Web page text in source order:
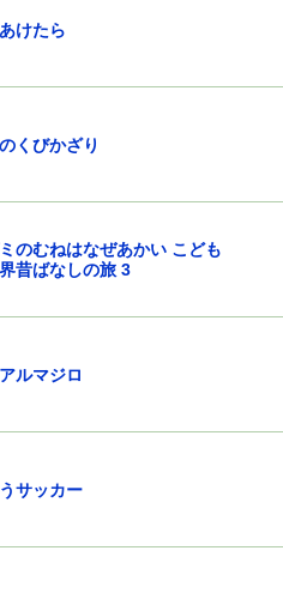
けたら
くびかざり
のむねはなぜあかい こども
昔ばなしの旅 3
ルマジロ
サッカー